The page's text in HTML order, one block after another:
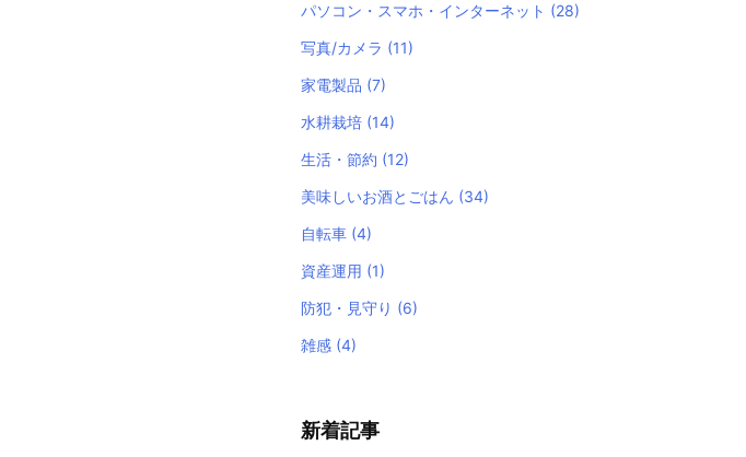
パソコン・スマホ・インターネット (28)
写真/カメラ (11)
家電製品 (7)
水耕栽培 (14)
生活・節約 (12)
美味しいお酒とごはん (34)
自転車 (4)
資産運用 (1)
防犯・見守り (6)
雑感 (4)
新着記事